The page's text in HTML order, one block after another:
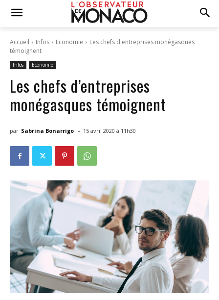
Accueil Infos Economie
Les chefs d'entreprises monégasques
témoignent
Infos Economie
Les chefs d’entreprises
monégasques témoignent
par Sabrina Bonarrigo - 15 avril 2020 à 11h30